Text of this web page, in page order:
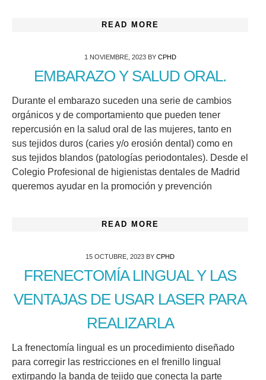
READ MORE
1 NOVIEMBRE, 2023BY CPHD
EMBARAZO Y SALUD ORAL.
Durante el embarazo suceden una serie de cambios
orgánicos y de comportamiento que pueden tener
repercusión en la salud oral de las mujeres, tanto en
sus tejidos duros (caries y/o erosión dental) como en
sus tejidos blandos (patologías periodontales). Desde el
Colegio Profesional de higienistas dentales de Madrid
queremos ayudar en la promoción y prevención
READ MORE
15 OCTUBRE, 2023 BY CPHD
FRENECTOMÍA LINGUAL Y LAS
VENTAJAS DE USAR LASER PARA
REALIZARLA
La frenectomía lingual es un procedimiento diseñado
para corregir las restricciones en el frenillo lingual
extirpando la banda de tejido que conecta la parte